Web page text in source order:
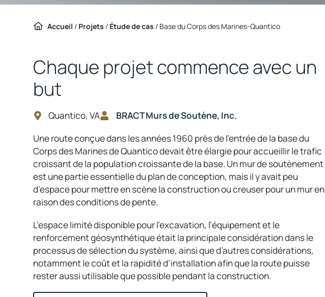
Accueil / Projets / Étude de cas / Base duCorps des Marines-Quantico
Chaque projet commence avec un
but
Quantico, VA
BRACT Murs de Soutène, Inc.
Une route conçue dans les années 1960 près de l’entrée de la base du
Corps des Marines de Quantico devait être élargie pour accueillir le trafic
croissant de la population croissante de la base. Un mur de soutènement
est une partie essentielle du plan de conception, mais il y avait peu
d’espace pour mettre en scène la construction ou creuser pour un mur en
raison des conditions de pente.
L’espace limité disponible pour l’excavation, l’équipement et le
renforcement géosynthétique était la principale considération dans le
processus de sélection du système, ainsi que d’autres considérations,
notamment le coût et la rapidité d’installation afin que la route puisse
rester aussi utilisable que possible pendant la construction.